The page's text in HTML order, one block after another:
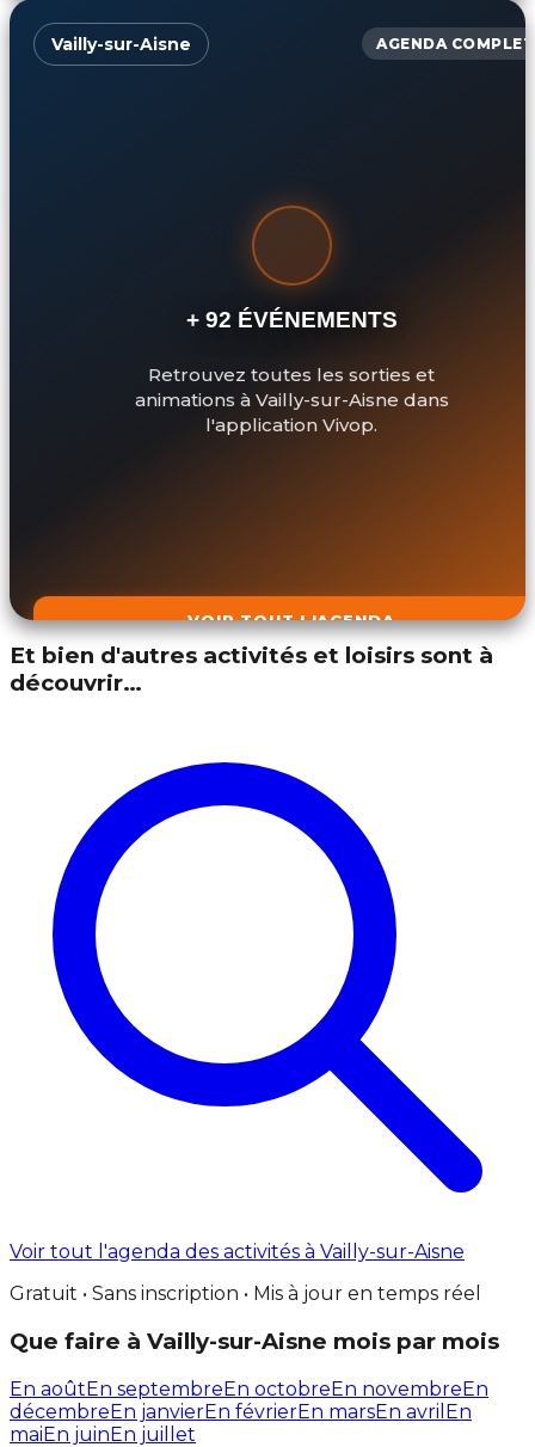
Vailly-sur-Aisne AGENDA COMPLET
+ 92 ÉVÉNEMENTS
Retrouvez toutes les sorties et
animations à Vailly-sur-Aisne dans
l'application Vivop.
VOIR TOUT L'AGENDA
Et bien d'autres activités et loisirs sont à
découvrir…
Voir tout l'agenda des activités à Vailly-sur-Aisne
Gratuit • Sans inscription • Mis à jour en temps réel
Que faire à Vailly-sur-Aisne mois par mois
En aoûtEn septembreEn octobreEn novembreEn
décembreEn janvierEn févrierEn marsEn avril En
maiEn juinEn juillet